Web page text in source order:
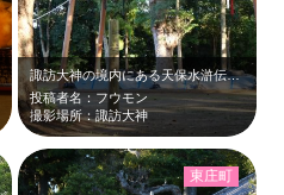
諏訪大神の境内にある天保水滸伝ゆかりの土俵です。今はひっそりと夕日に照らされて…
投稿者名：フウモン
撮影場所：諏訪大神
東庄町